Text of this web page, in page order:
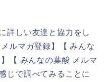
詳しい友達と協力をし
ルマガ登録】【 みんな
【 みんなの葉酸 メルマ
じで調べてみることに